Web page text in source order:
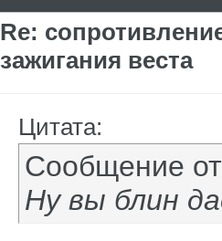
Re:
зажигания веста
Цитата:
Сообщение
Ну вы блин